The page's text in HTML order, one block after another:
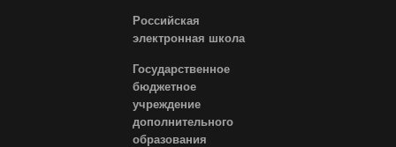
Российская
электронная школа
Государственное
бюджетное
учреждение
дополнительного
образования